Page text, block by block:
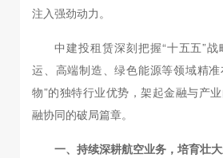
注入强劲动力。
中建投租赁深刻把握“十五五”
运、高端制造、绿色能源等领域精
物”的独特行业优势，架起金融与产
融协同的破局篇章。
一、持续深耕航空业务，培育壮